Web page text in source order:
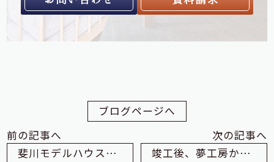
ブログページへ
前の記事へ
斐川モデルハウスを気に入っていただいています！
次の記事へ
竣工後、夢工房からのプレゼントです♪